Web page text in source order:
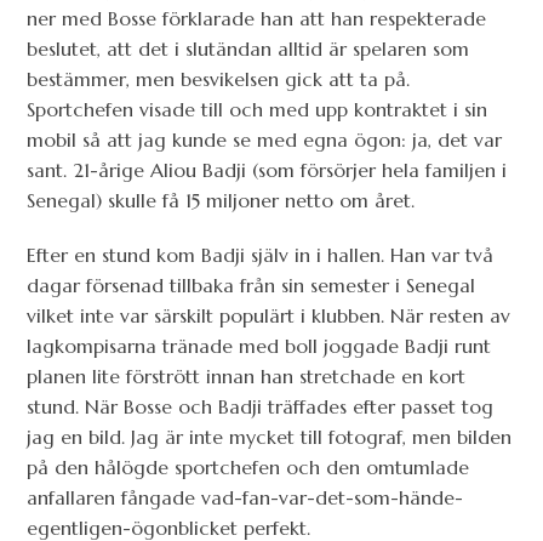
ner med Bosse förklarade han att han respekterade
beslutet, att det i slutändan alltid är spelaren som
bestämmer, men besvikelsen gick att ta på.
Sportchefen visade till och med upp kontraktet i sin
mobil så att jag kunde se med egna ögon: ja, det var
sant. 21-årige Aliou Badji (som försörjer hela familjen i
Senegal) skulle få 15 miljoner netto om året.
Efter en stund kom Badji själv in i hallen. Han var två
dagar försenad tillbaka från sin semester i Senegal
vilket inte var särskilt populärt i klubben. När resten av
lagkompisarna tränade med boll joggade Badji runt
planen lite förstrött innan han stretchade en kort
stund. När Bosse och Badji träffades efter passet tog
jag en bild. Jag är inte mycket till fotograf, men bilden
på den hålögde sportchefen och den omtumlade
anfallaren fångade vad-fan-var-det-som-hände-
egentligen-ögonblicket perfekt.